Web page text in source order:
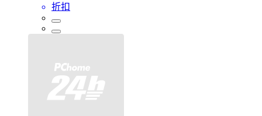
折扣